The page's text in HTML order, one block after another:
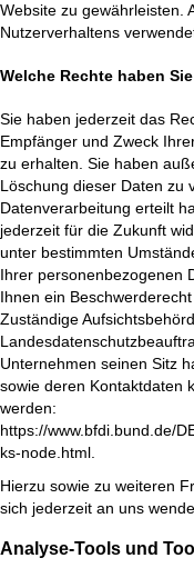
Website zu gewährleisten.
Nutzerverhaltens
Welche Rechte haben
Sie haben jederzeit das
Empfänger und Zweck
zu erhalten. Sie haben
Löschung dieser Daten zu
Datenverarbeitung erteilt
jederzeit für die Zukunft
unter bestimmten
Ihrer personenbezogenen
Ihnen ein
Zuständige
Unternehmen seinen Sitz
sowie deren Kontaktdaten
werden:
https://www.bfdi.bund.de/
ks-node.html.
Hierzu sowie zu weiteren
sich jederzeit an uns
Analyse-Tools und